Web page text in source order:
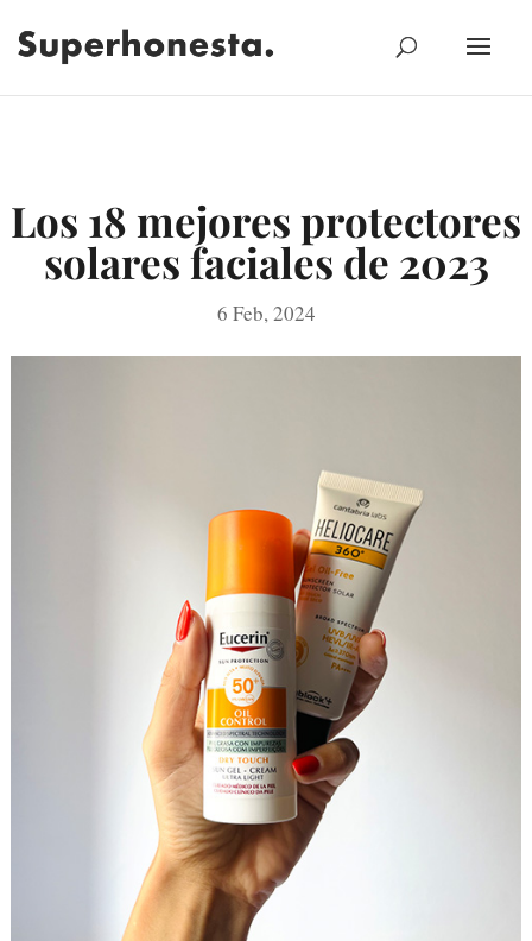
Los 18 mejores protectores
solares faciales de 2023
6 Feb, 2024